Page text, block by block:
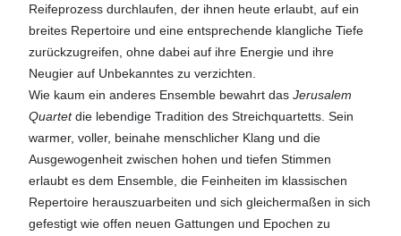
Reifeprozess durchlaufen, der ihnen heute erlaubt, auf ein
breites Repertoire und eine entsprechende klangliche Tiefe
zurückzugreifen, ohne dabei auf ihre Energie und ihre
Neugier auf Unbekanntes zu verzichten.
Wie kaum ein anderes Ensemble bewahrt das Jerusalem
Quartetdie lebendige Tradition des Streichquartetts. Sein
warmer, voller, beinahe menschlicher Klang und die
Ausgewogenheit zwischen hohen und tiefen Stimmen
erlaubt es dem Ensemble, die Feinheiten im klassischen
Repertoire herauszuarbeiten und sich gleichermaßen in sich
gefestigt wie offen neuen Gattungen und Epochen zu